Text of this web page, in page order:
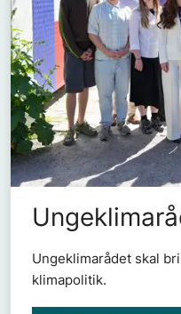
Ungeklimarådet skal
klimapolitik.